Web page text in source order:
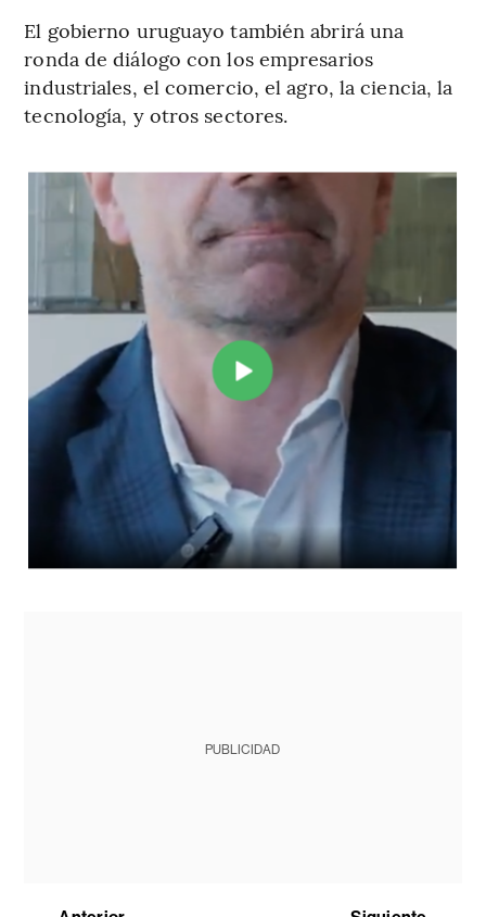
El gobierno uruguayo también abrirá una
ronda de diálogo con los empresarios
industriales, el comercio, el agro, la ciencia, la
tecnología, y otros sectores.
PUBLICIDAD